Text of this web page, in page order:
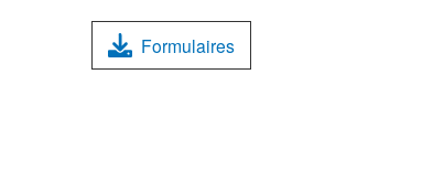
Formulaires